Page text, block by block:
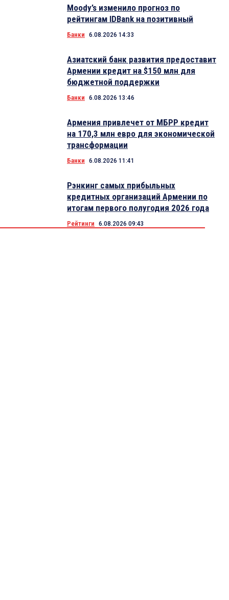
Moody’s изменило прогноз по
рейтингам IDBank на позитивный
Банки 6.08.2026 14:33
Азиатский банк развития предоставит
Армении кредит на $150 млн для
бюджетной поддержки
Банки 6.08.2026 13:46
Армения привлечет от МБРР кредит
на 170,3 млн евро для экономической
трансформации
Банки 6.08.2026 11:41
Рэнкинг самых прибыльных
кредитных организаций Армении по
итогам первого полугодия 2026 года
Рейтинги 6.08.2026 09:43